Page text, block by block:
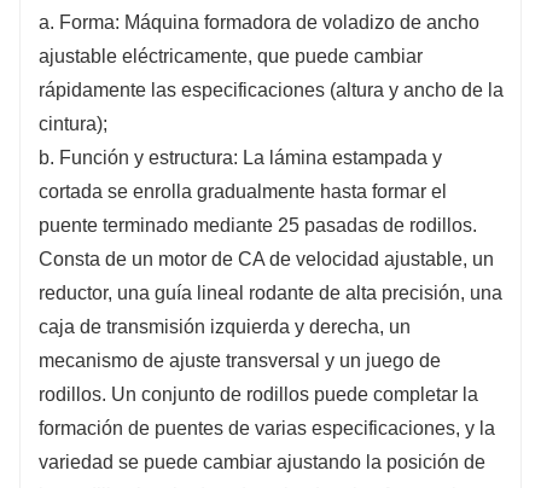
a. Forma: Máquina formadora de voladizo de ancho
ajustable eléctricamente, que puede cambiar
rápidamente las especificaciones (altura y ancho de la
cintura);
b. Función y estructura: La lámina estampada y
cortada se enrolla gradualmente hasta formar el
puente terminado mediante 25 pasadas de rodillos.
Consta de un motor de CA de velocidad ajustable, un
reductor, una guía lineal rodante de alta precisión, una
caja de transmisión izquierda y derecha, un
mecanismo de ajuste transversal y un juego de
rodillos. Un conjunto de rodillos puede completar la
formación de puentes de varias especificaciones, y la
variedad se puede cambiar ajustando la posición de